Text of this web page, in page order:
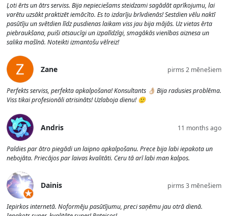
Ļoti ērts un ātrs serviss. Bija nepieciešams steidzami sagādāt aprīkojumu, lai
varētu uzsākt praktizēt iemācīto. Es to izdarīju brīvdienās! Sestdien vēlu naktī
pasūtīju un svētdien līdz pusdienas laikam viss jau bija mājās. Uz vietas ērta
piebraukšana, puiši atsaucīgi un izpalīdzīgi, smagākās vienības aiznesa un
salika mašīnā. Noteikti izmantošu vēlreiz!
Zane pirms 2 mēnešiem
Perfekts serviss, perfekta apkalpošana! Konsultants 👌🏼 Bija radusies problēma.
Viss tikai profesionāli atrisināts! Uzlaboja dienu! 🙂
Andris 11 months ago
Paldies par ātro piegādi un laipno apkalpošanu. Prece bija labi iepakota un
nebojāta. Priecājos par laivas kvalitāti. Ceru tā arī labi man kalpos.
Dainis pirms 3 mēnešiem
Iepirkos internetā. Noformēju pasūtījumu, preci saņēmu jau otrā dienā.